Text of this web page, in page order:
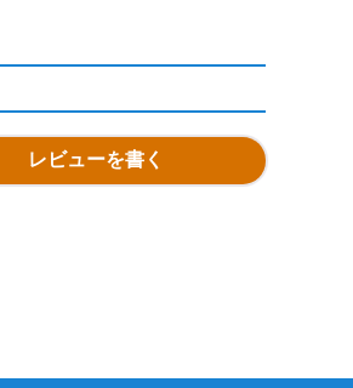
レビューを書く